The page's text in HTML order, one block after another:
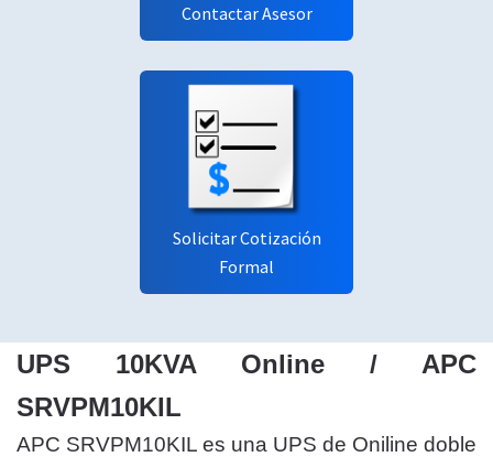
Contactar Asesor
Solicitar Cotización
Formal
UPS 10KVA Online / APC
SRVPM10KIL
APC SRVPM10KIL es una UPS de Oniline doble